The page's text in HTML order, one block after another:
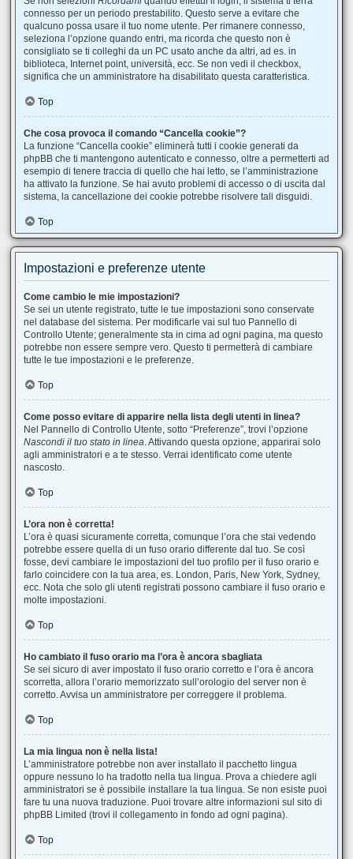
connesso per un periodo prestabilito. Questo serve a evitare che
qualcuno possa usare il tuo nome utente. Per rimanere connesso,
seleziona l’opzione quando entri, ma ricorda che questo non è
consigliato se ti colleghi da un PC usato anche da altri, ad es. in
biblioteca, Internet point, università, ecc. Se non vedi il checkbox,
significa che un amministratore ha disabilitato questa caratteristica.
Top
Che cosa provoca il comando “Cancella cookie”?
La funzione “Cancella cookie” eliminerà tutti i cookie generati da
phpBB che ti mantengono autenticato e connesso, oltre a permetterti ad
esempio di tenere traccia di quello che hai letto, se l’amministrazione
ha attivato la funzione. Se hai avuto problemi di accesso o di uscita dal
sistema, la cancellazione dei cookie potrebbe risolvere tali disguidi.
Top
Impostazioni e preferenze utente
Come cambio le mie impostazioni?
Se sei un utente registrato, tutte le tue impostazioni sono conservate
nel database del sistema. Per modificarle vai sul tuo Pannello di
Controllo Utente; generalmente sta in cima ad ogni pagina, ma questo
potrebbe non essere sempre vero. Questo ti permetterà di cambiare
tutte le tue impostazioni e le preferenze.
Top
Come posso evitare di apparire nella lista degli utenti in linea?
Nel Pannello di Controllo Utente, sotto “Preferenze”, trovi l’opzione
Nascondi il tuo stato in linea. Attivando questa opzione, apparirai solo
agli amministratori e a te stesso. Verrai identificato come utente
nascosto.
Top
L’ora non è corretta!
L’ora è quasi sicuramente corretta, comunque l’ora che stai vedendo
potrebbe essere quella di un fuso orario differente dal tuo. Se così
fosse, devi cambiare le impostazioni del tuo profilo per il fuso orario e
farlo coincidere con la tua area, es. London, Paris, New York, Sydney,
ecc. Nota che solo gli utenti registrati possono cambiare il fuso orario e
molte impostazioni.
Top
Ho cambiato il fuso orario ma l’ora è ancora sbagliata
Se sei sicuro di aver impostato il fuso orario corretto e l’ora è ancora
scorretta, allora l’orario memorizzato sull’orologio del server non è
corretto. Avvisa un amministratore per correggere il problema.
Top
La mia lingua non è nella lista!
L’amministratore potrebbe non aver installato il pacchetto lingua
oppure nessuno lo ha tradotto nella tua lingua. Prova a chiedere agli
amministratori se è possibile installare la tua lingua. Se non esiste puoi
fare tu una nuova traduzione. Puoi trovare altre informazioni sul sito di
phpBB Limited (trovi il collegamento in fondo ad ogni pagina).
Top